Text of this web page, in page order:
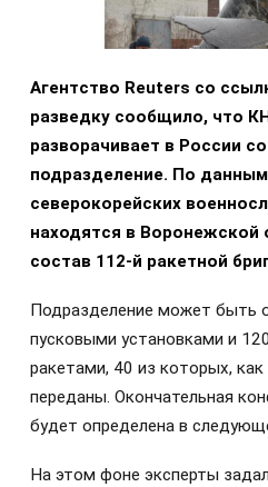
Агентство Reuters со
разведку сообщило, что
разворачивает в России
подразделение. По
северокорейских
находятся в Воронежской
состав 112-й ракетной
Подразделение может быть
пусковыми установками и
ракетами, 40 из которых,
переданы. Окончательная
будет определена в
На этом фоне эксперты